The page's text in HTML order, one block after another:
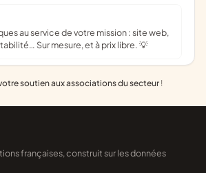
Sur mesure, et à prix libre. 💡
soutien aux associations du secteur !